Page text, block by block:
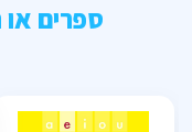
ספרים